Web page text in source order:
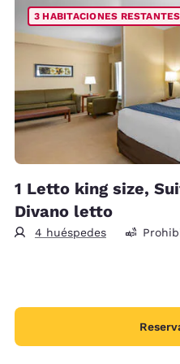
3 HABITACIONES
1 Letto king size,
Divano letto
4 huéspedes